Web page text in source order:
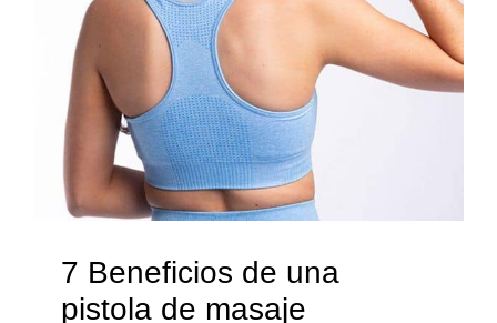
7 Beneficios de una
pistola de masaje